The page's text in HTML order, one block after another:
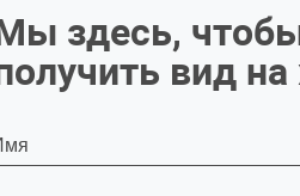
здесь,
вид